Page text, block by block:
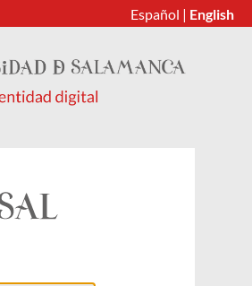
Español | English